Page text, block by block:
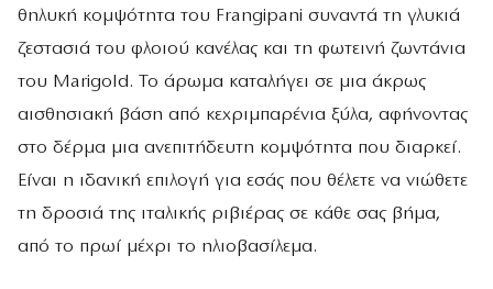
θηλυκή κομψότητα του Frangipani συναντά τη γλυκιά
ζεστασιά του φλοιού κανέλας και τη φωτεινή ζωντάνια
του Marigold. Το άρωμα καταλήγει σε μια άκρως
αισθησιακή βάση από κεχριμπαρένια ξύλα, αφήνοντας
στο δέρμα μια ανεπιτήδευτη κομψότητα που διαρκεί.
Είναι η ιδανική επιλογή για εσάς που θέλετε να νιώθετε
τη δροσιά της ιταλικής ριβιέρας σε κάθε σας βήμα,
από το πρωί μέχρι το ηλιοβασίλεμα.